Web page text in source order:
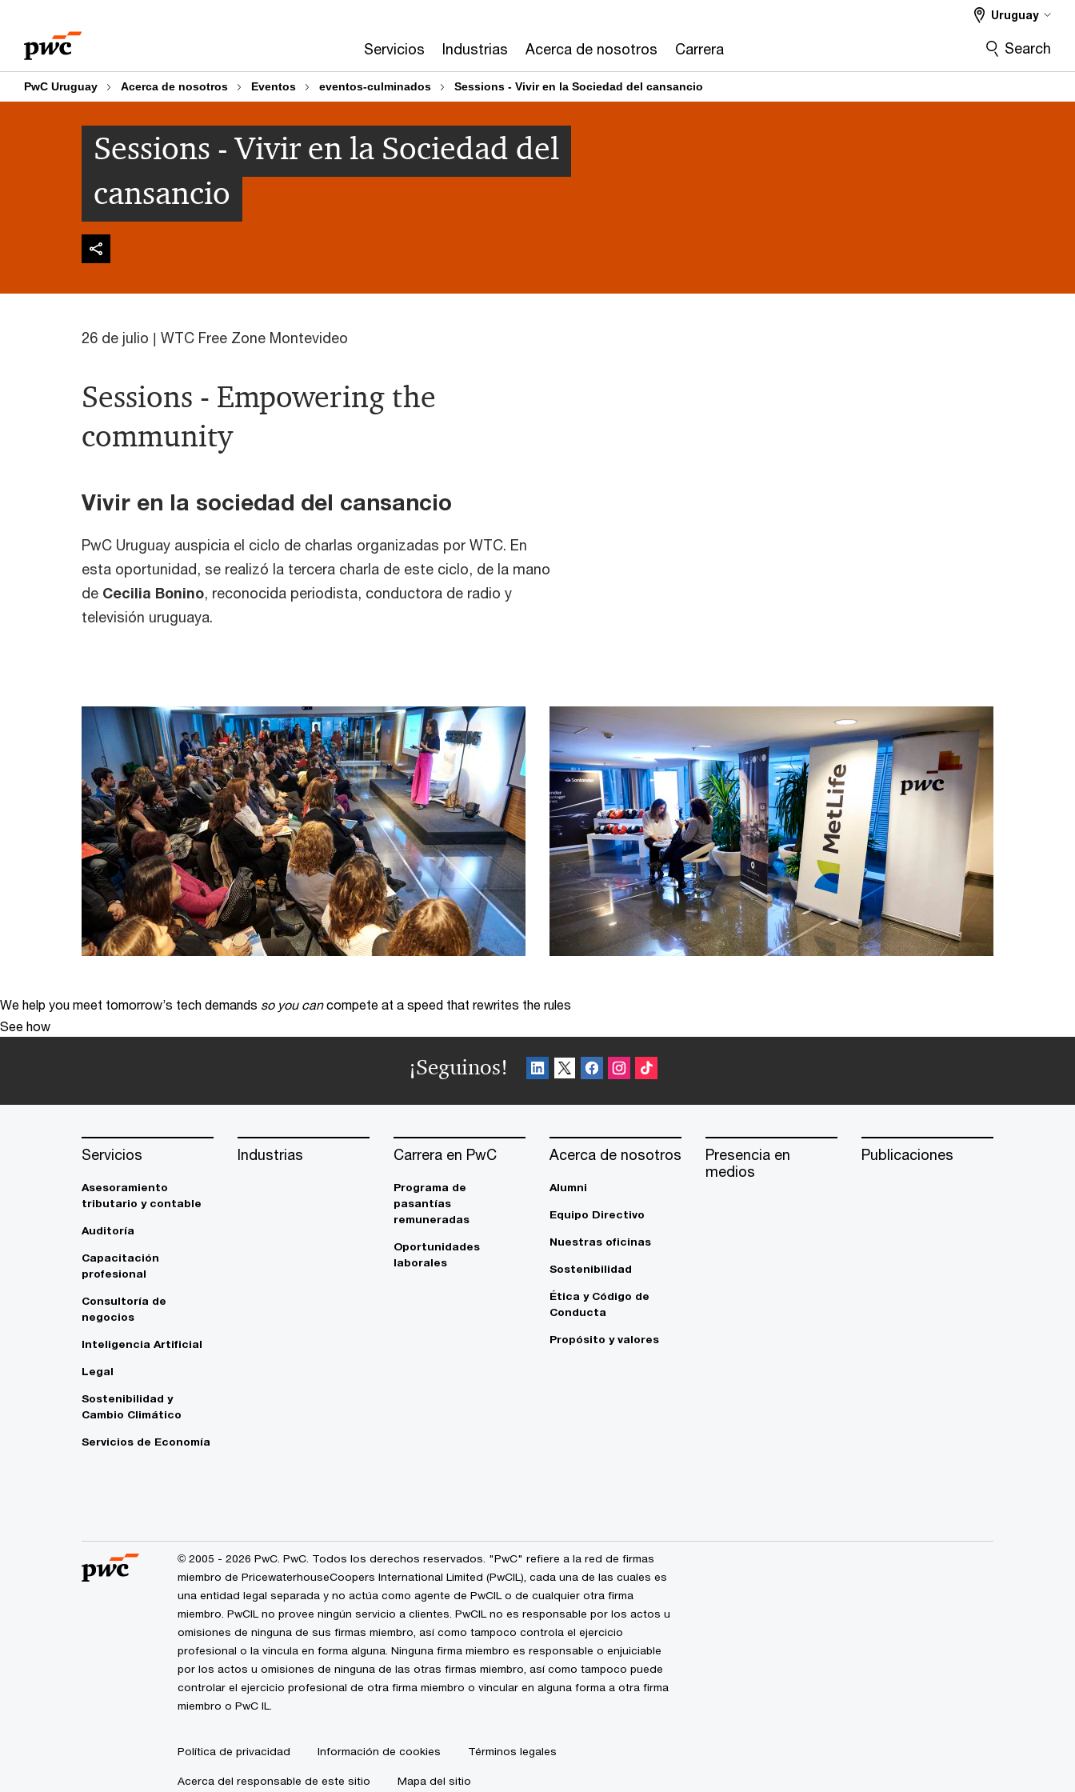
content
footer
Servicios Industrias Acerca de nosotros Carrera
Uruguay
Search
PwC Uruguay Acerca de nosotros Eventos eventos-culminados Sessions - Vivir en la Sociedad del cansancio
Sessions - Vivir en la Sociedad del
cansancio
26 de julio | WTC Free Zone Montevideo
Sessions - Empowering the
community
Vivir en la sociedad del cansancio
PwC Uruguay auspicia el ciclo de charlas organizadas por WTC. En
esta oportunidad, se realizó la tercera charla de este ciclo, de la mano
de Cecilia Bonino, reconocida periodista, conductora de radio y
televisión uruguaya.
We help you meet tomorrow’s tech demands so you can compete at a speed that rewrites the rules
See how
¡Seguinos!
Servicios
Asesoramiento
tributario y contable
Auditoría
Capacitación
profesional
Consultoría de
negocios
Inteligencia Artificial
Legal
Sostenibilidad y
Cambio Climático
Servicios de Economía
Industrias Carrera en PwC
Programa de
pasantías
remuneradas
Oportunidades
laborales
Acerca de nosotros
Alumni
Equipo Directivo
Nuestras oficinas
Sostenibilidad
Ética y Código de
Conducta
Propósito y valores
Presencia en
medios
Publicaciones
© 2005 - 2026 PwC. PwC. Todos los derechos reservados. "PwC" refiere a la red de firmas
miembro de PricewaterhouseCoopers International Limited (PwCIL), cada una de las cuales es
una entidad legal separada y no actúa como agente de PwCIL o de cualquier otra firma
miembro. PwCIL no provee ningún servicio a clientes. PwCIL no es responsable por los actos u
omisiones de ninguna de sus firmas miembro, así como tampoco controla el ejercicio
profesional o la vincula en forma alguna. Ninguna firma miembro es responsable o enjuiciable
por los actos u omisiones de ninguna de las otras firmas miembro, así como tampoco puede
controlar el ejercicio profesional de otra firma miembro o vincular en alguna forma a otra firma
miembro o PwC IL.
Política de privacidad Información de cookies Términos legales
Acerca del responsable de este sitio Mapa del sitio